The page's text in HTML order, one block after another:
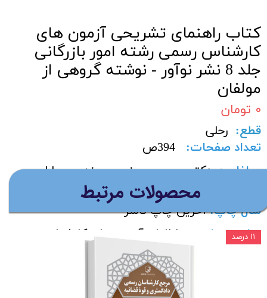
کتاب راهنمای تشریحی آزمون های
کارشناس رسمی رشته امور بازرگانی
جلد 8 نشر نوآور - نوشته گروهی از
مولفان
۰ تومان
قطع: رحلی
تعداد صفحات:
394ص
مولفان :دکتر محسن حسنی - مهندس سارا
سال چاپ: آخرین چاپ ناشر
مناسب برای
دواطلبان آزمون های کارشناس
رسمی دادگستری و قوه قضائیه رشته‌ امور
​محصولات مرتبط
۱۱ درصد